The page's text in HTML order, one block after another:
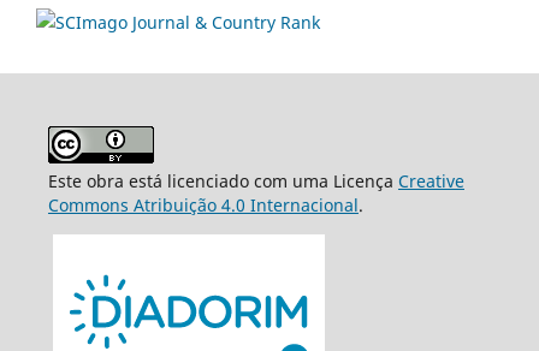
Este obra está licenciado com uma Licença Creative
Commons Atribuição 4.0 Internacional.